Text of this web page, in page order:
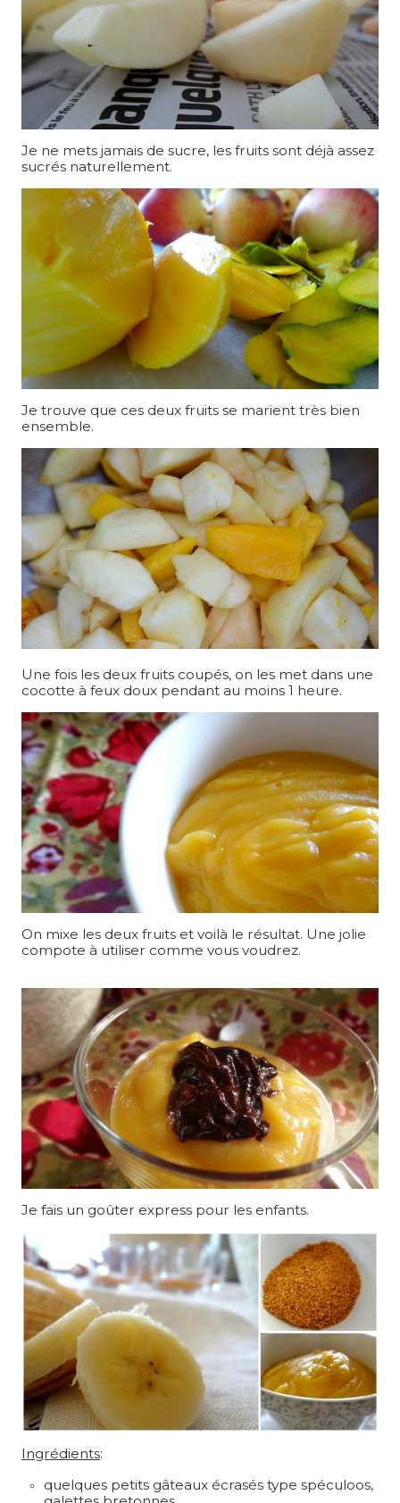
Je ne mets jamais de sucre, les fruits sont déjà assez
sucrés naturellement.
Je trouve que ces deux fruits se marient très bien
ensemble.
Une fois les deux fruits coupés, on les met dans une
cocotte à feux doux pendant au moins 1 heure.
On mixe les deux fruits et voilà le résultat. Une jolie
compote à utiliser comme vous voudrez.
Je fais un goûter express pour les enfants.
Ingrédients:
quelques petits gâteaux écrasés type spéculoos,